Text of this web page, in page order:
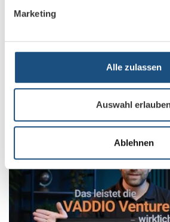
Marketing
Alle zulassen
Auswahl
Ablehnen
Neues Video: Sennheiser Profile
Mikrofonkomplettsystem: 2-Kanal